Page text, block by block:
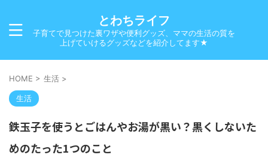
とわちライフ
子育てで見つけた裏ワザや便利グッズ、ママの生活の質を
上げていけるグッズなどを紹介してます★
HOME > 生活 >
生活
鉄玉子を使うとごはんやお湯が黒い？黒くしないた
めのたった1つのこと